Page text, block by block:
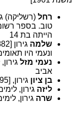
רחל
הייתה בת 14
שלמה
ונעמי היו
נעמי מזל
אביב
בן ציון גירון, [1985-1895], נקבר בחולון
ליזה גירון, לימים
שרה גירון, לימים לוי, [1987-